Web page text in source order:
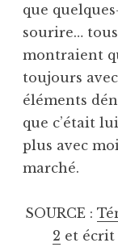
que
sourire…
montraient
toujours
éléments
que c’était
plus avec
marché.
SOURCE :
2 et écrit